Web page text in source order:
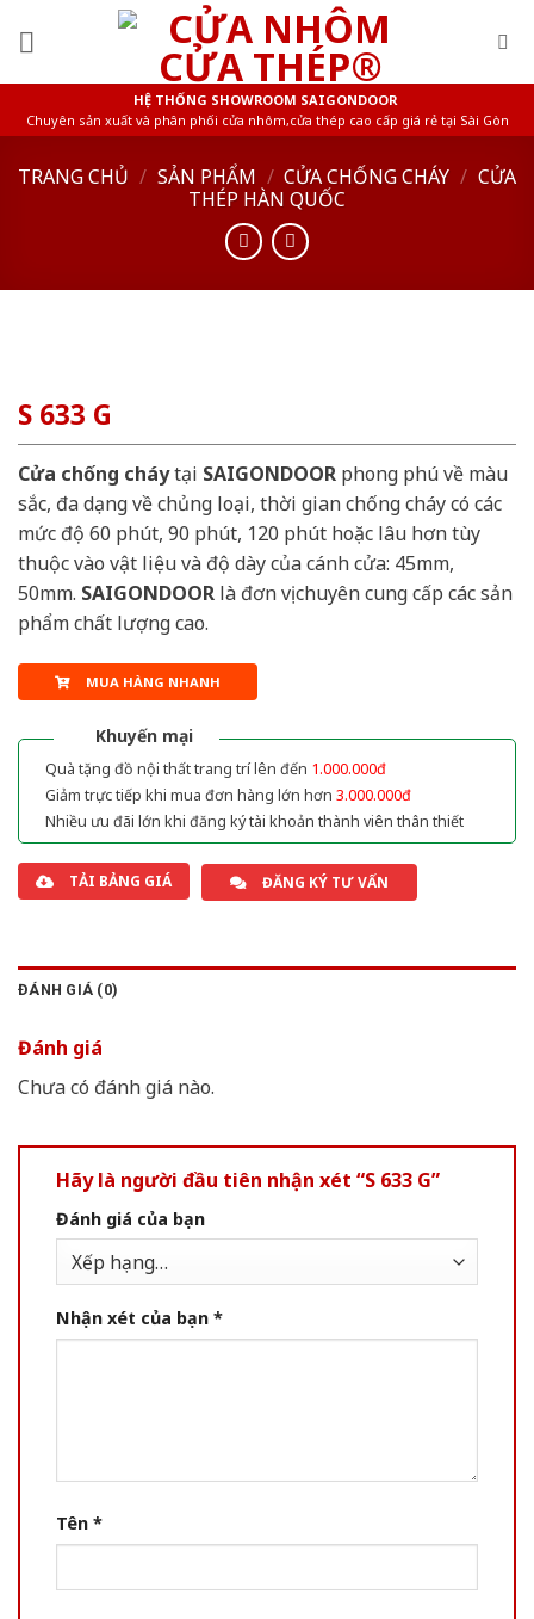
HỆ THỐNG SHOWROOM SAIGONDOOR
Chuyên sản xuất và phân phối cửa nhôm,cửa thép cao cấp giá rẻ tại Sài Gòn
TRANG CHỦ / SẢN PHẨM / CỬA CHỐNG CHÁY / CỬA
THÉP HÀN QUỐC
S 633 G
Cửa chống cháytại SAIGONDOOR phong phú về màu
sắc, đa dạng về chủng loại, thời gian chống cháy có các
mức độ 60 phút, 90 phút, 120 phút hoặc lâu hơn tùy
thuộc vào vật liệu và độ dày của cánh cửa: 45mm,
50mm. SAIGONDOOR là đơn vị chuyên cung cấp các sản
phẩm chất lượng cao.
MUA HÀNG NHANH
Khuyến mại
Quà tặng đồ nội thất trang trí lên đến 1.000.000đ
Giảm trực tiếp khi mua đơn hàng lớn hơn 3.000.000đ
Nhiều ưu đãi lớn khi đăng ký tài khoản thành viên thân thiết
TẢI BẢNG GIÁ ĐĂNG KÝ TƯ VẤN
ĐÁNH GIÁ (0)
Đánh giá
Chưa có đánh giá nào.
Hãy là người đầu tiên nhận xét “S 633 G”
Đánh giá của bạn
Nhận xét của bạn *
Tên *